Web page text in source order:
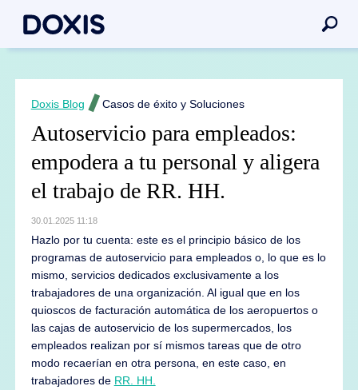
Doxis Blog Casos de éxito y Soluciones
Autoservicio para empleados:
empodera a tu personal y aligera
el trabajo de RR. HH.
30.01.2025 11:18
Hazlo por tu cuenta: este es el principio básico de los
programas de autoservicio para empleados o, lo que es lo
mismo, servicios dedicados exclusivamente a los
trabajadores de una organización. Al igual que en los
quioscos de facturación automática de los aeropuertos o
las cajas de autoservicio de los supermercados, los
empleados realizan por sí mismos tareas que de otro
modo recaerían en otra persona, en este caso, en
trabajadores de RR. HH.